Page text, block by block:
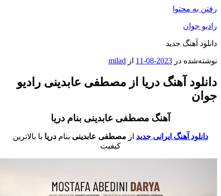
به محتوا
جوان
آهنگ جدید
در 2023-08-11 ازmilad
آهنگ دریا از مصطفی عابدینی رادیو
آهنگ مصطفی عابدینی بنام دریا
دانلود آهنگ ایرانی جدید ازمصطفی عابدینی بنامدریابا بالاترین
کیفیت